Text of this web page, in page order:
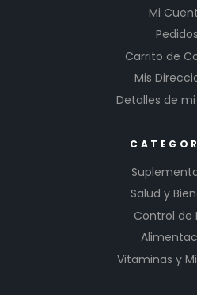
Mi
Pedidos
Carrito de
Mis
Detalles de
Salud y
Control de
Vitaminas y